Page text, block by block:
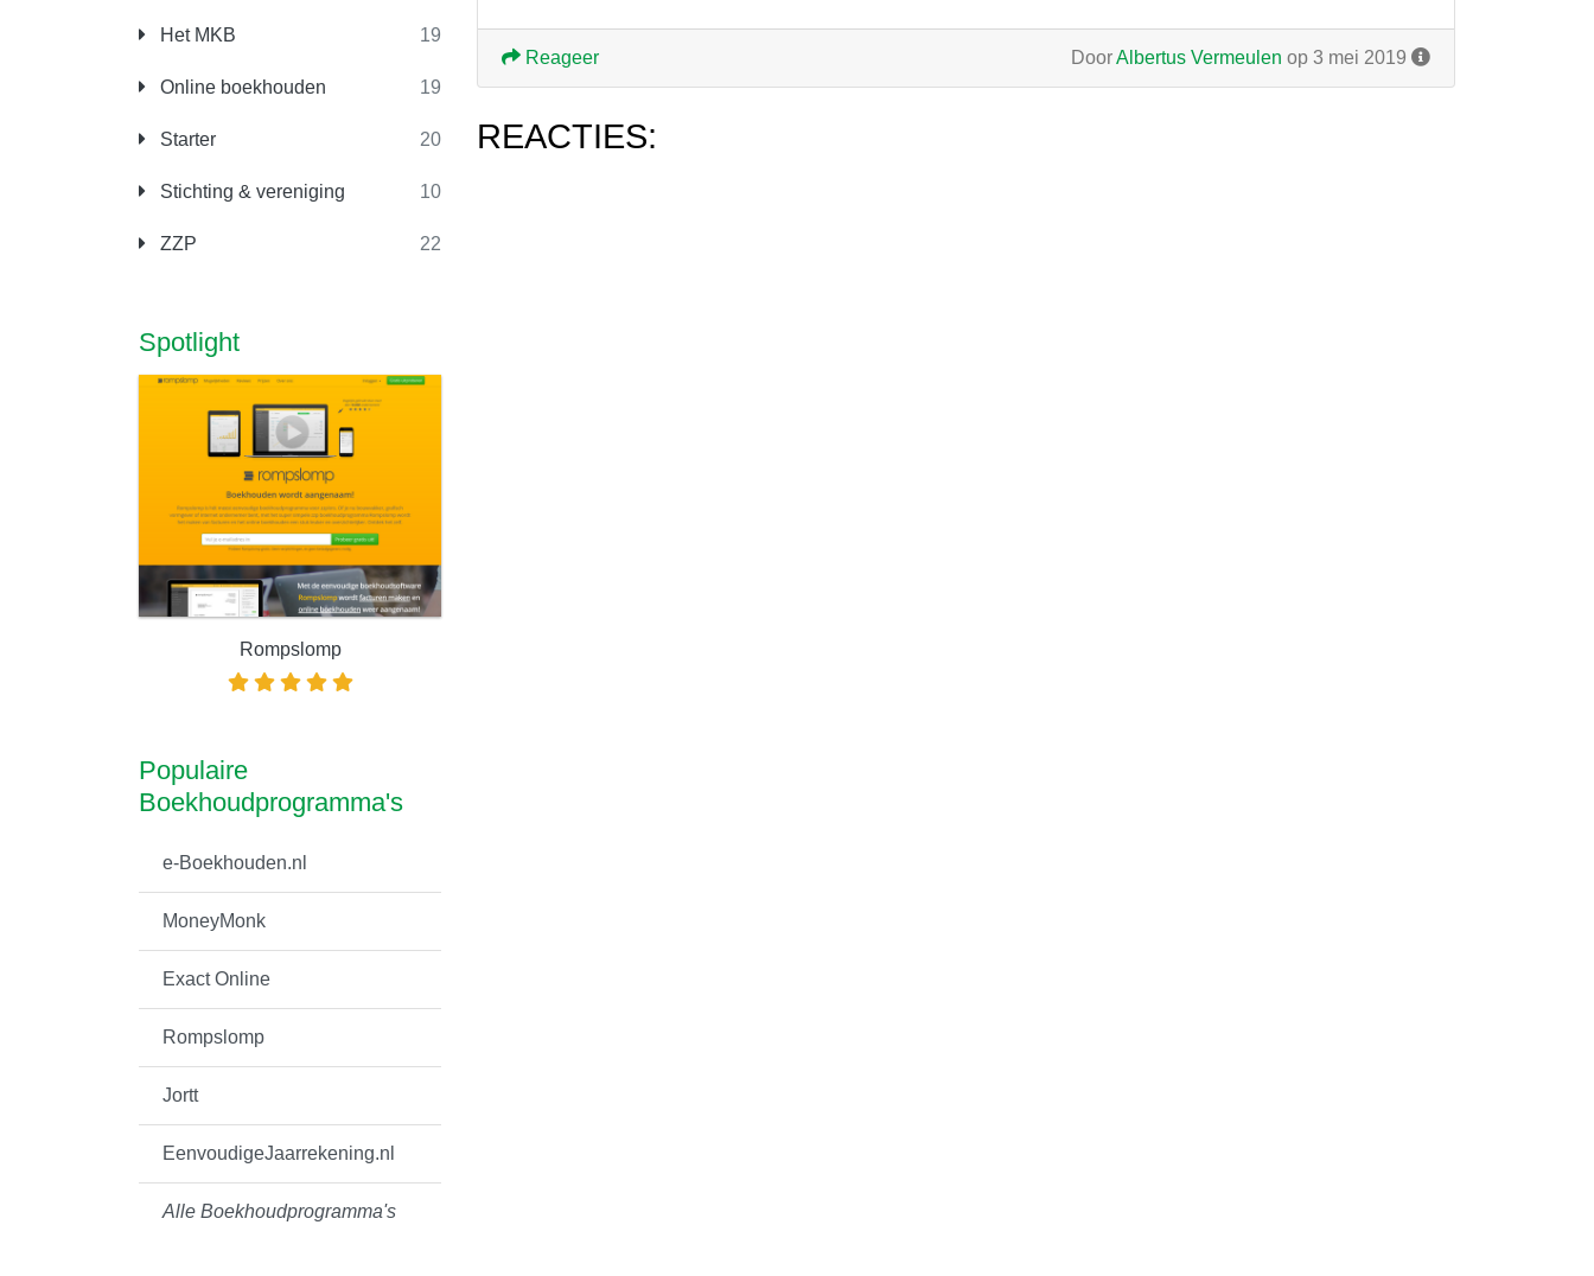
Het MKB 19
Online boekhouden 19
Starter 20
Stichting & vereniging 10
ZZP 22
Spotlight
Rompslomp
Populaire
Boekhoudprogramma's
e-Boekhouden.nl
MoneyMonk
Exact Online
Rompslomp
Jortt
EenvoudigeJaarrekening.nl
Alle Boekhoudprogramma's
DoorAlbertus Vermeulen op 3 mei 2019
Reageer
REACTIES: